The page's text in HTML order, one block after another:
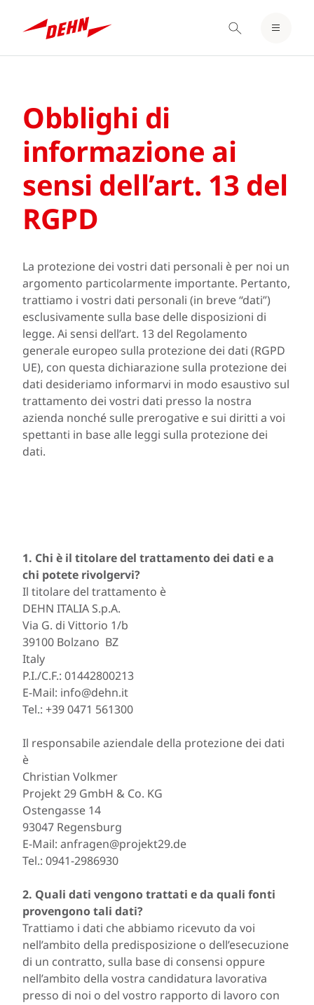
content
LOGIN / REGISTER
Obblighi di
informazione ai
sensi dell’art. 13 del
RGPD
La protezione dei vostri dati personali è per noi un
argomento particolarmente importante. Pertanto,
trattiamo i vostri dati personali (in breve “dati”)
esclusivamente sulla base delle disposizioni di
legge. Ai sensi dell’art. 13 del Regolamento
generale europeo sulla protezione dei dati (RGPD
UE), con questa dichiarazione sulla protezione dei
dati desideriamo informarvi in modo esaustivo sul
trattamento dei vostri dati presso la nostra
azienda nonché sulle prerogative e sui diritti a voi
spettanti in base alle leggi sulla protezione dei
dati.
1. Chi è il titolare del trattamento dei dati e a
chi potete rivolgervi?
Il titolare del trattamento è
DEHN ITALIA S.p.A.
Via G. di Vittorio 1/b
39100 Bolzano BZ
Italy
P.I./C.F.: 01442800213
E-Mail: info@dehn.it
Tel.: +39 0471 561300
Il responsabile aziendale della protezione dei dati
è
Christian Volkmer
Projekt 29 GmbH & Co. KG
Ostengasse 14
93047 Regensburg
E-Mail: anfragen@projekt29.de
Tel.: 0941-2986930
2. Quali dati vengono trattati e da quali fonti
provengono tali dati?
Trattiamo i dati che abbiamo ricevuto da voi
nell’ambito della predisposizione o dell’esecuzione
di un contratto, sulla base di consensi oppure
nell’ambito della vostra candidatura lavorativa
presso di noi o del vostro rapporto di lavoro con